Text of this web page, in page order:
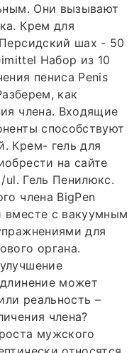
Они вызывают
Крем для
шах - 50
Набор из 10
пениса Penis
как
члена. Входящие
способствуют
Крем- гель для
на сайте
ul. Гель Пенилюкс.
члена BigPen
вместе с вакуумным
для
органа.
может
реальность –
члена?
мужского